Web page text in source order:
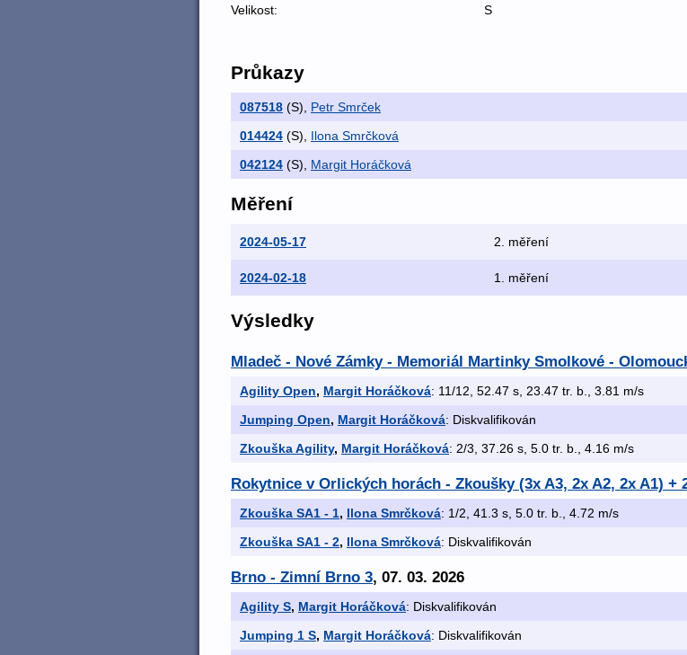
Velikost:
S
Průkazy
087518 (S)
Petr Smrček
014424 (S)
Ilona Smrčková
042124 (S) Margit Horáčková
Měření
2024-05-17 2. měření
2024-02-18 1. měření
Výsledky
Mladeč - Nové Zámky - Memoriál Martinky Smolkové -
Agility Open, Margit Horáčková: 11/12, 52.47 s, 23.47 tr. b., 3.81 m/s
Jumping Open, Margit Horáčková: Diskvalifikován
Zkouška Agility, Margit Horáčková: 2/3, 37.26 s, 5.0 tr. b., 4.16 m/s
Rokytnice v Orlických horách - Zkoušky (3x A3, 2x A2, 2x A1) +
Zkouška SA1 - 1, Ilona Smrčková: 1/2, 41.3 s, 5.0 tr. b., 4.72 m/s
Zkouška SA1 - 2, Ilona Smrčková: Diskvalifikován
Brno - Zimní Brno 3, 07. 03. 2026
Agility S, Margit Horáčková: Diskvalifikován
Jumping 1 S, Margit Horáčková: Diskvalifikován